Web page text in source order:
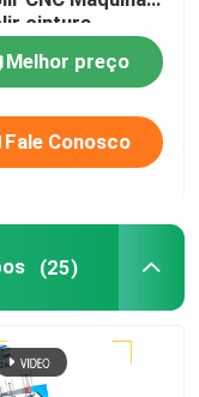
cintura
Melhor preço
Fale Conosco
(25)